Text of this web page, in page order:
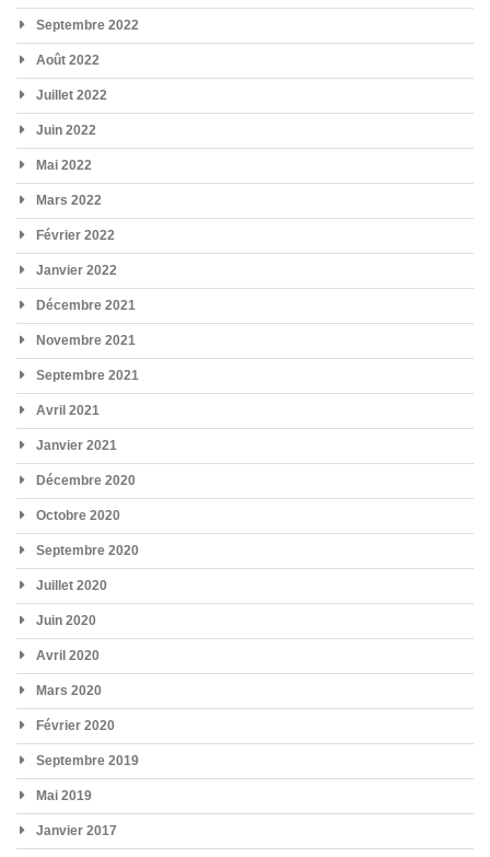
Septembre 2022
Août 2022
Juillet 2022
Juin 2022
Mai 2022
Mars 2022
Février 2022
Janvier 2022
Décembre 2021
Novembre 2021
Septembre 2021
Avril 2021
Janvier 2021
Décembre 2020
Octobre 2020
Septembre 2020
Juillet 2020
Juin 2020
Avril 2020
Mars 2020
Février 2020
Septembre 2019
Mai 2019
Janvier 2017